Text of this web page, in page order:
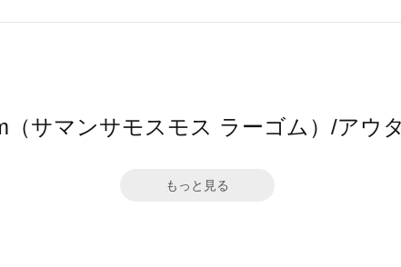
（サマンサモスモス ラーゴム）/アウ
もっと見る